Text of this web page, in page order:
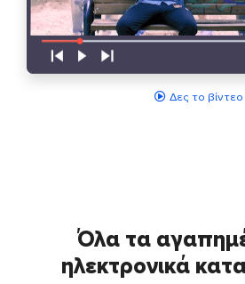
Δες το βίντεο
Όλα τα
ηλεκτρονικά